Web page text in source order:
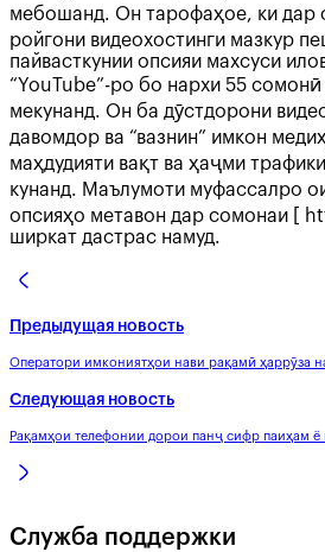
мебошанд. Он тарофаҳое, ки дар
ройгони видеохостинги мазкур
пайвасткунии опсияи махсуси
“YouTube”-ро бо нархи 55
мекунанд. Он ба дӯстдорони
давомдор ва “вазнин” имкон
маҳдудияти вақт ва ҳаҷми
кунанд. Маълумоти муфассалро
опсияҳо метавон дар сомонаи [
ширкат дастрас намуд.
Предыдущая новость
Оператори имкониятҳои нави рақамӣ ҳаррӯза
Следующая новость
Рақамҳои телефонии дорои панҷ сифр паиҳам ё
Служба поддержки